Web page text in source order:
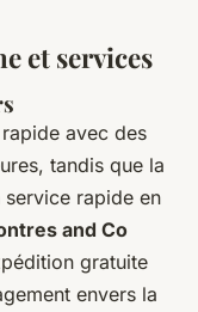
et services
avec des
tandis que la
service rapide en
and Co
gratuite
envers la